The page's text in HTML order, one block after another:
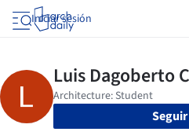
Iniciar sesión
Seguir